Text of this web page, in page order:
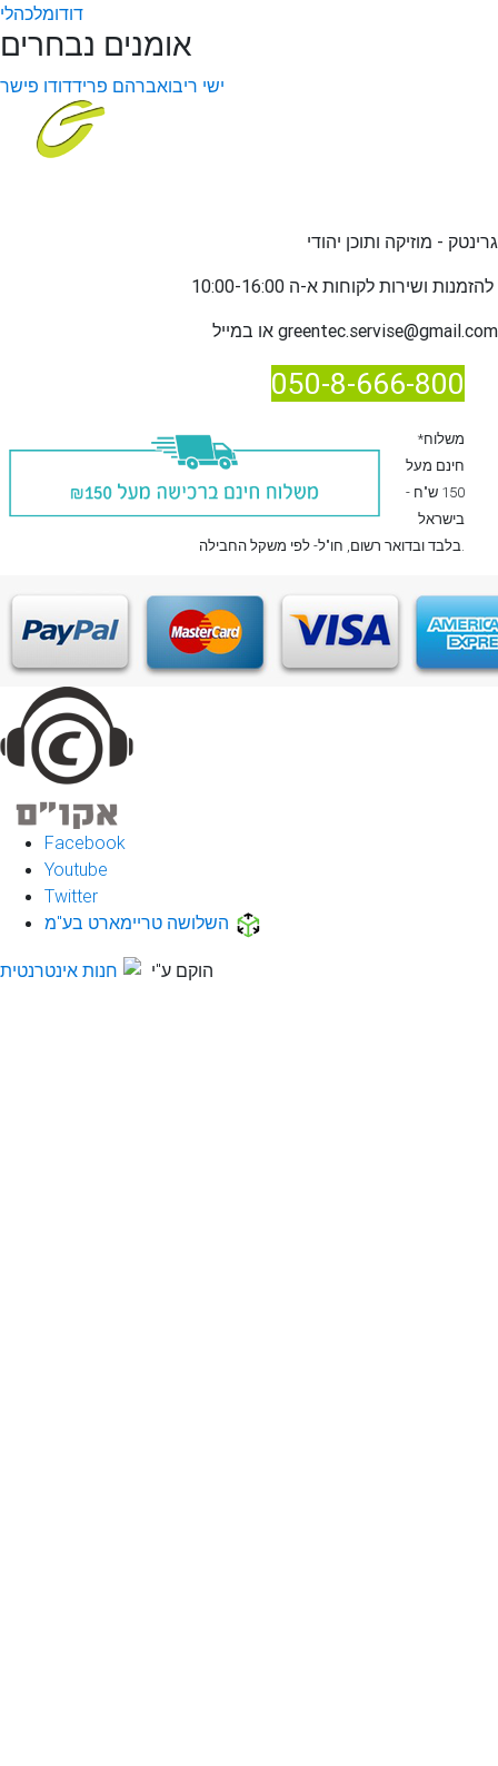
דודומלכהלי
אומנים נבחרים
ישי ריבואברהם פרידדודו פישר
גרינטק - מוזיקה ותוכן יהודי
להזמנות ו
greentec.servise@gmail.com
050-8-666-800
*משלוח
חינם מעל
150 ש"ח -
בישראל
בלבדובדואר רשום , חו"ל- לפי משקל החבילה.
Facebook
Youtube
Twitter
השלושה טריימארט בע"מ
הוקם ע"י חנות אינטרנטית